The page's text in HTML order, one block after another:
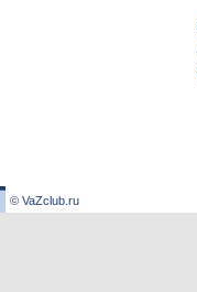
© VaZclub.ru